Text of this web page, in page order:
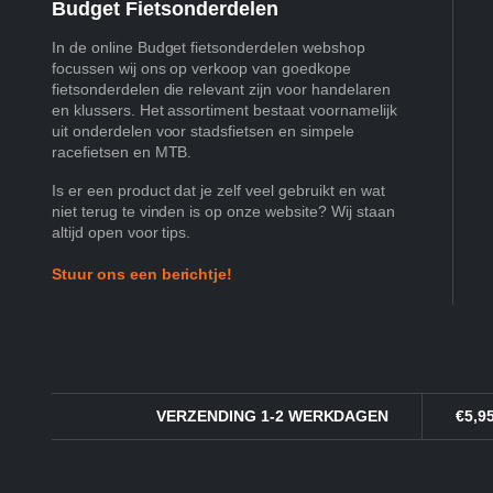
Budget Fietsonderdelen
In de online Budget fietsonderdelen webshop
focussen wij ons op verkoop van goedkope
fietsonderdelen die relevant zijn voor handelaren
en klussers. Het assortiment bestaat voornamelijk
uit onderdelen voor stadsfietsen en simpele
racefietsen en MTB.
Is er een product dat je zelf veel gebruikt en wat
niet terug te vinden is op onze website? Wij staan
altijd open voor tips.
Stuur ons een berichtje!
VERZENDING 1-2 WERKDAGEN